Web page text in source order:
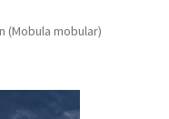
(Mobula mobular)